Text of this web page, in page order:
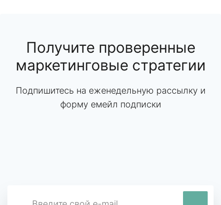
Получите проверенные
маркетинговые стратегии
Подпишитесь на еженедельную рассылку и
форму емейл подписки